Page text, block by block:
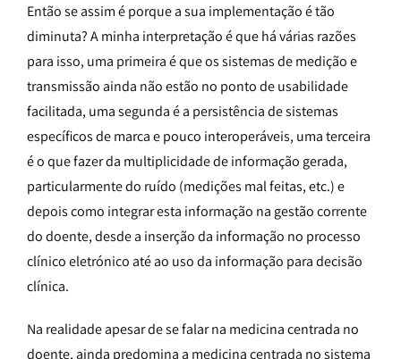
Então se assim é porque a sua implementação é tão
diminuta? A minha interpretação é que há várias razões
para isso, uma primeira é que os sistemas de medição e
transmissão ainda não estão no ponto de usabilidade
facilitada, uma segunda é a persistência de sistemas
específicos de marca e pouco interoperáveis, uma terceira
é o que fazer da multiplicidade de informação gerada,
particularmente do ruído (medições mal feitas, etc.) e
depois como integrar esta informação na gestão corrente
do doente, desde a inserção da informação no processo
clínico eletrónico até ao uso da informação para decisão
clínica.
Na realidade apesar de se falar na medicina centrada no
doente, ainda predomina a medicina centrada no sistema